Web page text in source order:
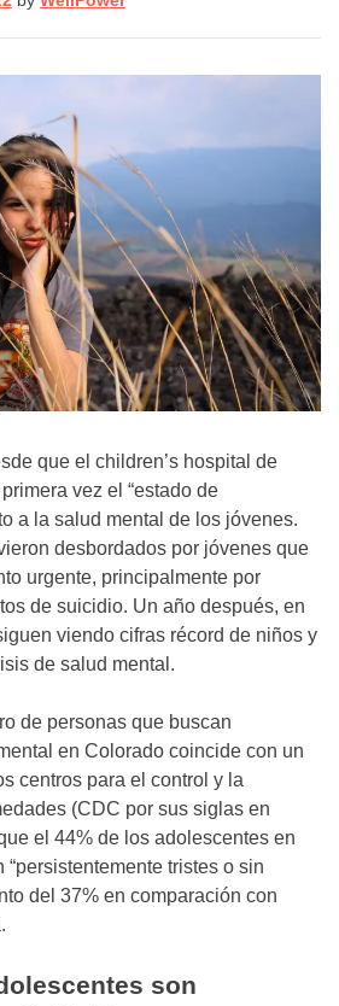
comfortable
also
crisis
walk-in
here for more
que el children’s hospital de
vez el “estado de
a la salud mental de los jóvenes.
desbordados por jóvenes que
urgente, principalmente por
de suicidio. Un año después, en
viendo cifras récord de niños y
de salud mental.
de personas que buscan
en Colorado coincide con un
centros para el control y la
(CDC por sus siglas en
el 44% de los adolescentes en
“persistentemente tristes o sin
del 37% en comparación con
son